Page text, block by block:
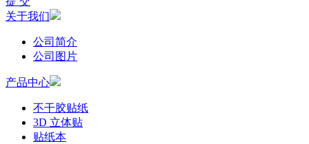
关于我们
公司简介
公司图片
产品中心
不干胶贴纸
3D 立体贴
贴纸本